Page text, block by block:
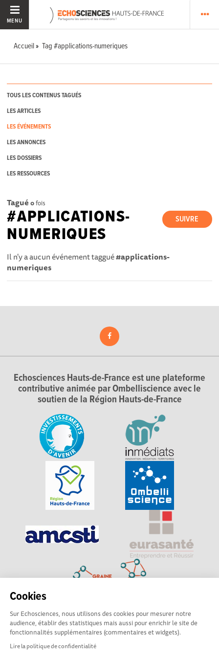
Cookies
Sur Echosciences, nous utilisons des cookies pour mesurer notre
audience, établir des statistiques mais aussi pour enrichir le site de
fonctionnalités supplémentaires (commentaires et widgets).
Lire la politique de confidentialité
MENU
Accueil Tag #applications-numeriques
TOUS LES CONTENUS TAGUÉS
LES ARTICLES
LES ÉVÉNEMENTS
LES ANNONCES
LES DOSSIERS
LES RESSOURCES
Tagué 0fois
SUIVRE
#APPLICATIONS-
NUMERIQUES
Il n'y a aucun événement taggué#applications-
numeriques
Echosciences Hauts-de-France est une plateforme
contributive animée par Ombelliscience avec le
soutien de la Région Hauts-de-France
Explorer, s’exprimer, rentrer en contact : Echosciences
Hauts-de-France est le réseau social des amateurs de
sciences et de technologies du territoire